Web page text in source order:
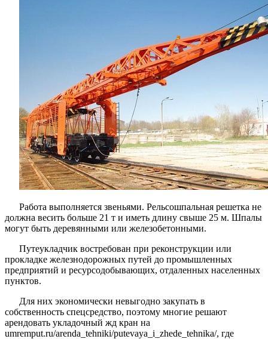
Работа выполняется звеньями. Рельсошпальная решетка не
должна весить больше 21 т и иметь длину свыше 25 м. Шпалы
могут быть деревянными или железобетонными.
Путеукладчик востребован при реконструкции или
прокладке железнодорожных путей до промышленных
предприятий и ресурсодобывающих, отдаленных населенных
пунктов.
Для них экономически невыгодно закупать в
собственность спецсредство, поэтому многие решают
арендовать укладочный жд кран на
umremput.ru/arenda_tehniki/putevaya_i_zhede_tehnika/, где